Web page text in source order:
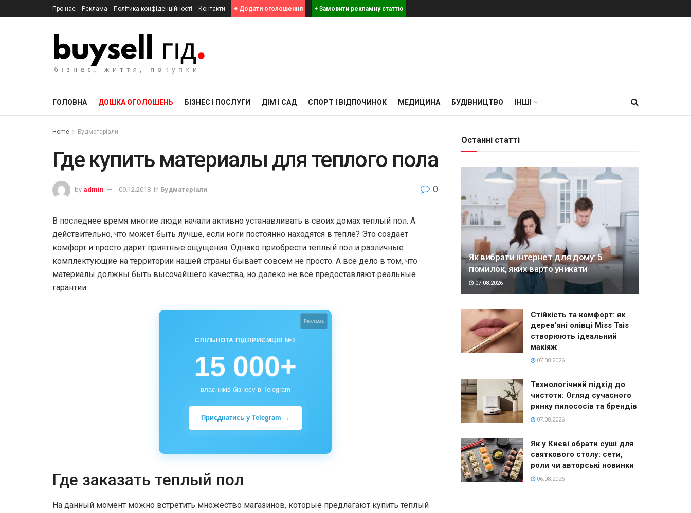
Про нас Реклама Політика конфіденційності Контакти + Додати оголошення + Замовити рекламну статтю
ГОЛОВНА ДОШКА ОГОЛОШЕНЬ БІЗНЕС І ПОСЛУГИ ДІМ І САД СПОРТ І ВІДПОЧИНОК МЕДИЦИНА БУДІВНИЦТВО ІНШІ
Home Будматеріали
Где купить материалы для теплого пола
by admin 09.12.2018 in Будматеріали 0
В последнее время многие люди начали активно устанавливать в своих домах теплый пол. А
действительно, что может быть лучше, если ноги постоянно находятся в тепле? Это создает
комфорт и просто дарит приятные ощущения. Однако приобрести теплый пол и различные
комплектующие на территории нашей страны бывает совсем не просто. А все дело в том, что
материалы должны быть высочайшего качества, но далеко не все предоставляют реальные
гарантии.
Реклама
СПІЛЬНОТА ПІДПРИЄМЦІВ №1
15 000+
власників бізнесу в Telegram
Приєднатись у Telegram →
Где заказать теплый пол
На данный момент можно встретить множество магазинов, которые предлагают купить теплый
Останні статті
Як вибрати інтернет для дому: 5
помилок, яких варто уникати
07.08.2026
Стійкість та комфорт: як
дерев’яні олівці Miss Tais
створюють ідеальний
макіяж
07.08.2026
Технологічний підхід до
чистоти: Огляд сучасного
ринку пилососів та брендів
07.08.2026
Як у Києві обрати суші для
святкового столу: сети,
роли чи авторські новинки
06.08.2026